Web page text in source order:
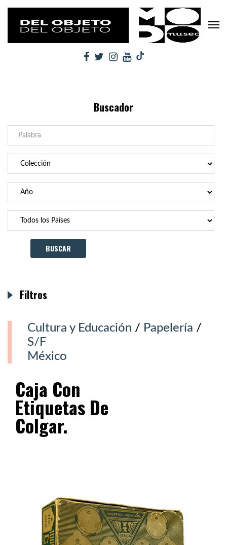
Buscador
Cultura y Educación / Papelería /
S/F
México
Caja Con
Etiquetas De
Colgar.
Filtros